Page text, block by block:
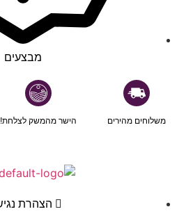
מבצעים
משלוחים מהירים הישר מהמשק לצלחת!
הצהרת